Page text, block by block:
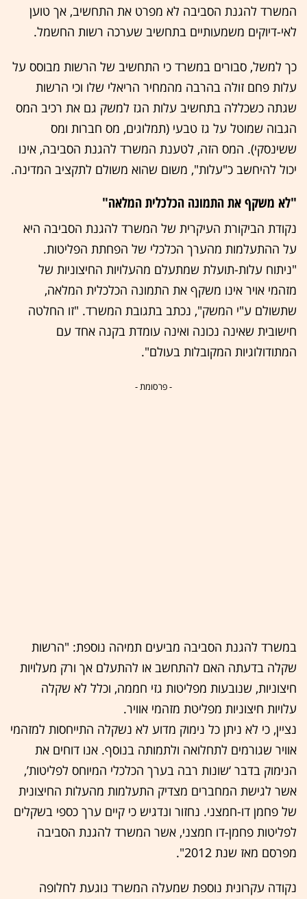
המשרד להגנת הסביבה לא מפרט את התחשיב, אך טוען
לאי-דיוקים משמעותיים בתחשיב שערכה רשות החשמל.
כך למשל, סבורים במשרד כי התחשיב של הרשות מבוסס על
עלות פחם זולה בהרבה מהמחיר הריאלי שלו וכי הרשות
שגתה כשכללה בתחשיב עלות הגז למשק גם את רכיב המס
הגבוה שמוטל על גז טבעי (תמלוגים, מס חברות ומס
ששינסקי). המס הזה, לטענת המשרד להגנת הסביבה, אינו
יכול להיחשב כ"עלות", משום שהוא משולם לתקציב המדינה.
"לא משקף את התמונה הכלכלית המלאה"
נקודת הביקורת העיקרית של המשרד להגנת הסביבה היא
על ההתעלמות מהערך הכלכלי של הפחתת הפליטות.
"ניתוח עלות-תועלת שמתעלם מהעלויות החיצוניות של
מזהמי אויר אינו משקף את התמונה הכלכלית המלאה,
שתשולם ע"י המשק", נכתב בתגובת המשרד. "זו החלטה
חישובית שאינה נכונה ואינה עומדת בקנה אחד עם
המתודולוגיות המקובלות בעולם".
- פרסומת -
במשרד להגנת הסביבה מביעים תמיהה נוספת: "הרשות
שקלה בדעתה האם להתחשב או להתעלם אך ורק מעלויות
חיצוניות, שנובעות מפליטות גזי חממה, וכלל לא שקלה
עלויות חיצוניות מפליטת מזהמי אוויר.
נציין, כי לא ניתן כל נימוק מדוע לא נשקלה התייחסות למזהמי
אוויר שגורמים לתחלואה ולתמותה בנוסף. אנו דוחים את
הנימוק בדבר ‘שונות רבה בערך הכלכלי המיוחס לפליטות’,
אשר לגישת המחברים מצדיק התעלמות מהעלות החיצונית
של פחמן דו-חמצני. נחזור ונדגיש כי קיים ערך כספי בשקלים
לפליטות פחמן-דו חמצני, אשר המשרד להגנת הסביבה
מפרסם מאז שנת 2012".
נקודה עקרונית נוספת שמעלה המשרד נוגעת לחלופה